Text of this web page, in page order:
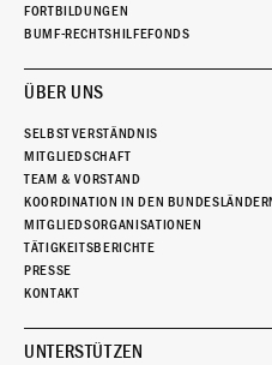
FORTBILDUNGEN
BUMF-RECHTSHILFEFONDS
ÜBER UNS
SELBSTVERSTÄNDNIS
MITGLIEDSCHAFT
TEAM & VORSTAND
KOORDINATION IN DEN
MITGLIEDSORGANISATIONEN
TÄTIGKEITSBERICHTE
PRESSE
KONTAKT
UNTERSTÜTZEN